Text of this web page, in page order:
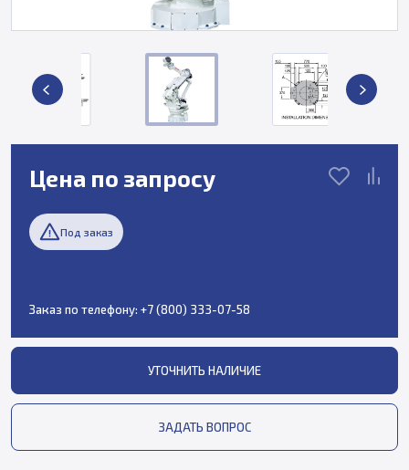
Цена по запросу
Под заказ
Заказ по телефону: +7 (800) 333-07-58
УТОЧНИТЬ НАЛИЧИЕ
ЗАДАТЬ ВОПРОС